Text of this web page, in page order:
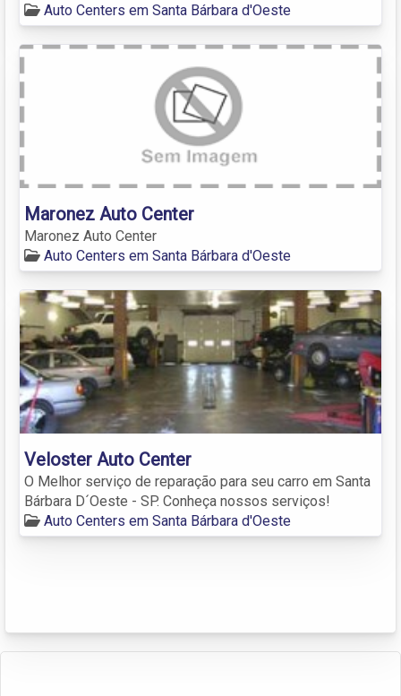
Auto Centers em Santa Bárbara d'Oeste
Maronez Auto Center
Maronez Auto Center
Auto Centers em Santa Bárbara d'Oeste
Veloster Auto Center
O Melhor serviço de reparação para seu carro em Santa
Bárbara D´Oeste - SP. Conheça nossos serviços!
Auto Centers em Santa Bárbara d'Oeste